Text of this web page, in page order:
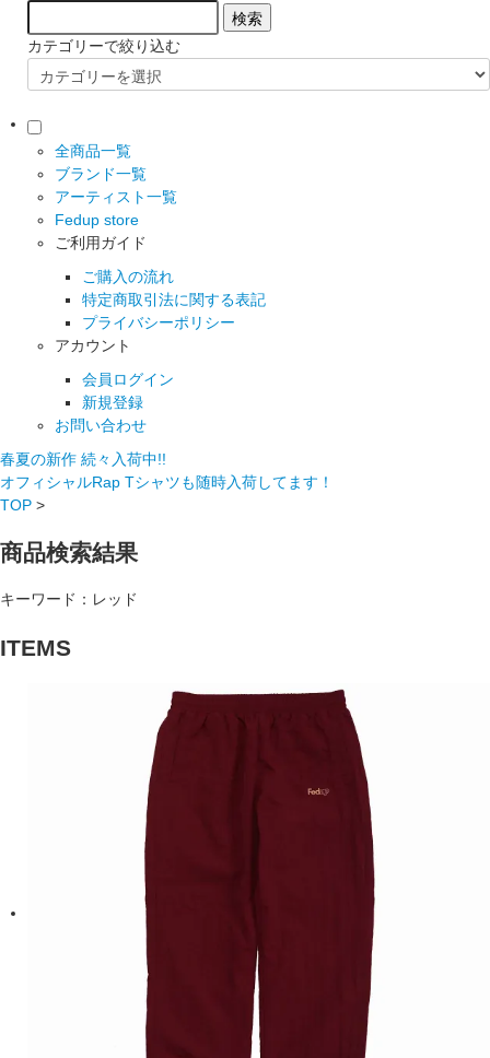
カテゴリーで絞り込む
全商品一覧
ブランド一覧
アーティスト一覧
Fedup store
ご利用ガイド
ご購入の流れ
特定商取引法に関する表記
プライバシーポリシー
アカウント
会員ログイン
新規登録
お問い合わせ
春夏の新作 続々入荷中!!
オフィシャルRap Tシャツも随時入荷してます！
TOP >
商品検索結果
キーワード：レッド
ITEMS